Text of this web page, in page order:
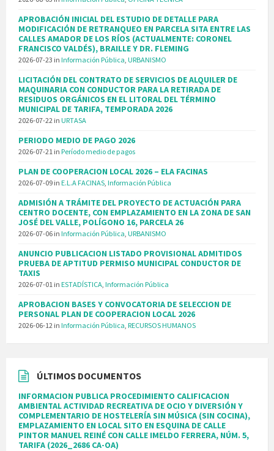
APROBACIÓN INICIAL DEL ESTUDIO DE DETALLE PARA
MODIFICACIÓN DE RETRANQUEO EN PARCELA SITA ENTRE LAS
CALLES AMADOR DE LOS RÍOS (ACTUALMENTE: CORONEL
FRANCISCO VALDÉS), BRAILLE Y DR. FLEMING
2026-07-23 in Información Pública, URBANISMO
LICITACIÓN DEL CONTRATO DE SERVICIOS DE ALQUILER DE
MAQUINARIA CON CONDUCTOR PARA LA RETIRADA DE
RESIDUOS ORGÁNICOS EN EL LITORAL DEL TÉRMINO
MUNICIPAL DE TARIFA, TEMPORADA 2026
2026-07-22 in URTASA
PERIODO MEDIO DE PAGO 2026
2026-07-21 in Período medio de pagos
PLAN DE COOPERACION LOCAL 2026 – ELA FACINAS
2026-07-09 in E.L.A FACINAS, Información Pública
ADMISIÓN A TRÁMITE DEL PROYECTO DE ACTUACIÓN PARA
CENTRO DOCENTE, CON EMPLAZAMIENTO EN LA ZONA DE SAN
JOSÉ DEL VALLE, POLÍGONO 16, PARCELA 26
2026-07-06 in Información Pública, URBANISMO
ANUNCIO PUBLICACION LISTADO PROVISIONAL ADMITIDOS
PRUEBA DE APTITUD PERMISO MUNICIPAL CONDUCTOR DE
TAXIS
2026-07-01 in ESTADÍSTICA, Información Pública
APROBACION BASES Y CONVOCATORIA DE SELECCION DE
PERSONAL PLAN DE COOPERACION LOCAL 2026
2026-06-12 in Información Pública, RECURSOS HUMANOS
ÚLTIMOS DOCUMENTOS
INFORMACION PUBLICA PROCEDIMIENTO CALIFICACION
AMBIENTAL ACTIVIDAD RECREATIVA DE OCIO Y DIVERSIÓN Y
COMPLEMENTARIO DE HOSTELERÍA SIN MÚSICA (SIN COCINA),
EMPLAZAMIENTO EN LOCAL SITO EN ESQUINA DE CALLE
PINTOR MANUEL REINÉ CON CALLE IMELDO FERRERA, NÚM. 5,
TARIFA (2026_2686 CA-OA)